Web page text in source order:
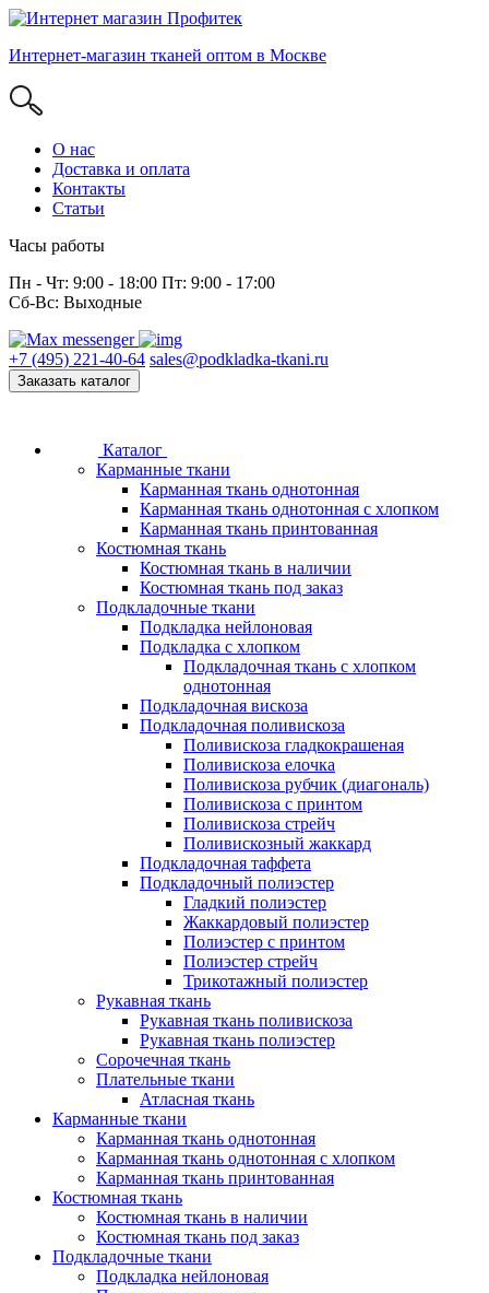
Интернет-магазин тканей оптом в Москве
О нас
Доставка и оплата
Контакты
Статьи
Часы работы
Пн - Чт: 9:00 - 18:00 Пт: 9:00 - 17:00
Сб-Вс: Выходные
+7 (495) 221-40-64 sales@podkladka-tkani.ru
Заказать каталог
Каталог
Карманные ткани
Карманная ткань однотонная
Карманная ткань однотонная с хлопком
Карманная ткань принтованная
Костюмная ткань
Костюмная ткань в наличии
Костюмная ткань под заказ
Подкладочные ткани
Подкладка нейлоновая
Подкладка с хлопком
Подкладочная ткань с хлопком
однотонная
Подкладочная вискоза
Подкладочная поливискоза
Поливискоза гладкокрашеная
Поливискоза елочка
Поливискоза рубчик (диагональ)
Поливискоза с принтом
Поливискоза стрейч
Поливискозный жаккард
Подкладочная таффета
Подкладочный полиэстер
Гладкий полиэстер
Жаккардовый полиэстер
Полиэстер с принтом
Полиэстер стрейч
Трикотажный полиэстер
Рукавная ткань
Рукавная ткань поливискоза
Рукавная ткань полиэстер
Сорочечная ткань
Плательные ткани
Атласная ткань
Карманные ткани
Карманная ткань однотонная
Карманная ткань однотонная с хлопком
Карманная ткань принтованная
Костюмная ткань
Костюмная ткань в наличии
Костюмная ткань под заказ
Подкладочные ткани
Подкладка нейлоновая